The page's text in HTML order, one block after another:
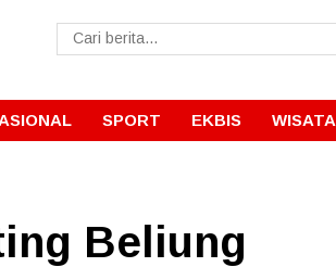
SPORT EKBIS WISATA
Beliung